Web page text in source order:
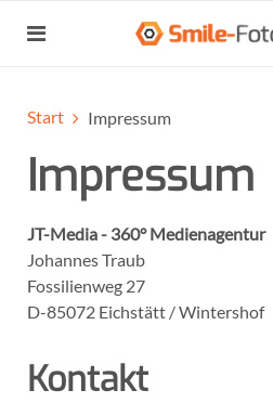
Start Impressum
Impressum
JT-Media - 360° Medienagentur
Johannes Traub
Fossilienweg 27
D-85072 Eichstätt / Wintershof
Kontakt